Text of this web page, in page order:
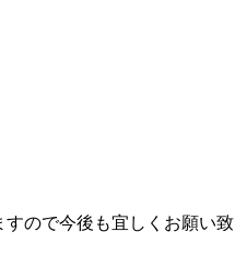
ので今後も宜しくお願い致